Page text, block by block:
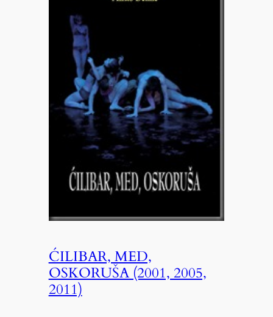
ĆILIBAR, MED,
OSKORUŠA (2001, 2005,
2011)